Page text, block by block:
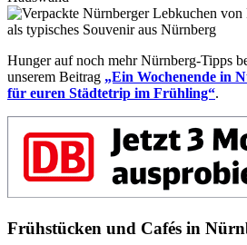
Hunger auf noch mehr Nürnberg-Tipps
unserem Beitrag „Ein Wochenende in
für euren Städtetrip im Frühling“.
Frühstücken und Cafés in